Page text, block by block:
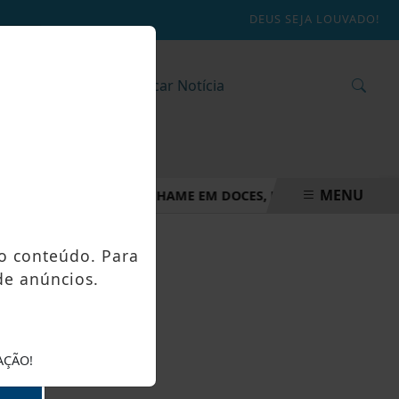
DEUS SEJA LOUVADO!
TRANSFORMA INHAME EM DOCES, PÃES E OUTRASMENU
conteúdo. Para
anúncios.